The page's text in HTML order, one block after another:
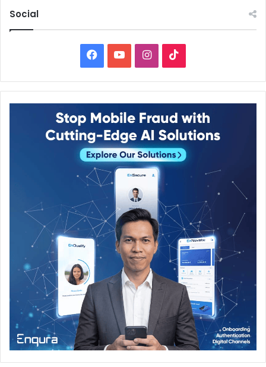
Social
Facebook
YouTubeInstagram